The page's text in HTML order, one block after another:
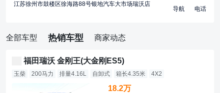
江苏徐州市鼓楼区徐海路88号银地汽车大市场瑞沃店
导航 电话
全部车型 热销车型 商家动态
福田瑞沃 金刚王(大金刚ES5)
玉柴 200马力 排量4.16L 自卸式 箱长4.35米 4X2
18.2万